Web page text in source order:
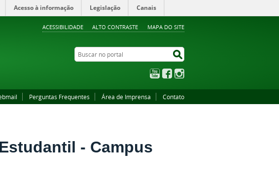
ACESSIBILIDADE ALTO CONTRASTE MAPA DO SITE
Acesso à informação Legislação Canais
Buscar no portal
YouTubeFacebook
Perguntas Frequentes Área de Imprensa Contato
- Campus